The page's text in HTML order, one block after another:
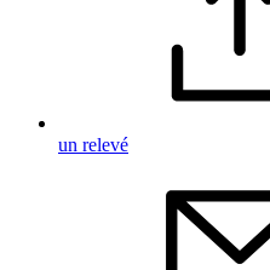
un relevé